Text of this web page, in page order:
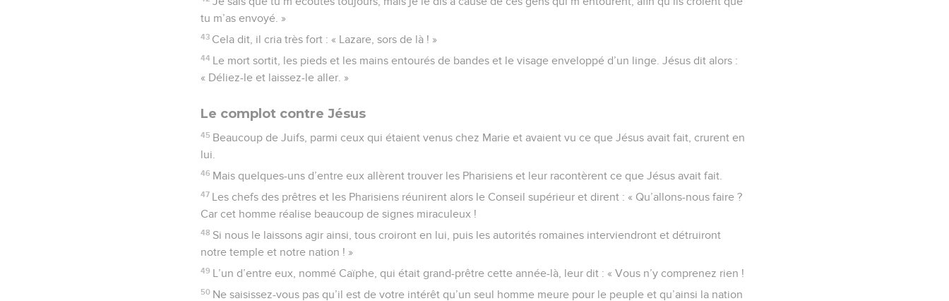
tu m’as envoyé. »
43 Cela dit, il cria très fort : « Lazare, sors de là ! »
44 Le mort sortit, les pieds et les mains entourés de bandes et le visage enveloppé d’un linge. Jésus dit alors :
« Déliez-le et laissez-le aller. »
Le complot contre Jésus
45 Beaucoup de Juifs, parmi ceux qui étaient venus chez Marie et avaient vu ce que Jésus avait fait, crurent en
lui.
46 Mais quelques-uns d’entre eux allèrent trouver les Pharisiens et leur racontèrent ce que Jésus avait fait.
47 Les chefs des prêtres et les Pharisiens réunirent alors le Conseil supérieur et dirent : « Qu’allons-nous faire ?
Car cet homme réalise beaucoup de signes miraculeux !
48 Si nous le laissons agir ainsi, tous croiront en lui, puis les autorités romaines interviendront et détruiront
notre temple et notre nation ! »
49 L’un d’entre eux, nommé Caïphe, qui était grand-prêtre cette année-là, leur dit : « Vous n’y comprenez rien !
50 Ne saisissez-vous pas qu’il est de votre intérêt qu’un seul homme meure pour le peuple et qu’ainsi la nation